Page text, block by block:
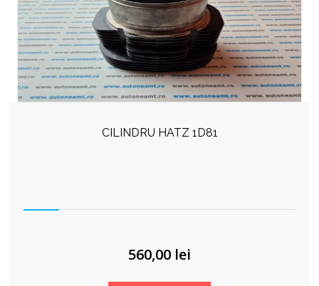
CILINDRU HATZ 1D81
560,00 lei